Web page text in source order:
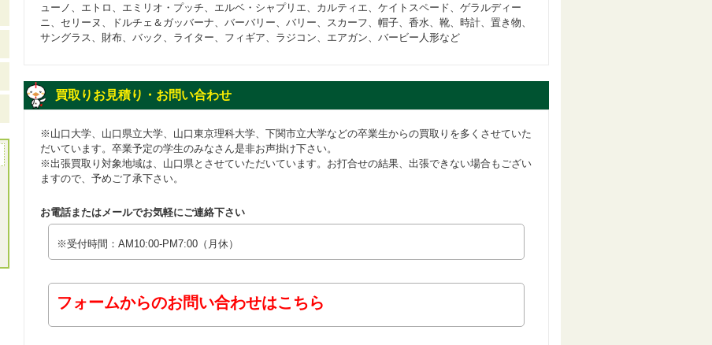
ューノ、エトロ、エミリオ・プッチ、エルベ・シャプリエ、カルティエ、ケイトスペード、ゲラルディー
ニ、セリーヌ、ドルチェ＆ガッバーナ、バーバリー、バリー、スカーフ、帽子、香水、靴、時計、置き物、
サングラス、財布、バック、ライター、フィギア、ラジコン、エアガン、バービー人形など
買取りお見積り・お問い合わせ
※山口大学、山口県立大学、山口東京理科大学、下関市立大学などの卒業生からの買取りを多くさせていた
だいています。卒業予定の学生のみなさん是非お声掛け下さい。
※出張買取り対象地域は、山口県とさせていただいています。お打合せの結果、出張できない場合もござい
ますので、予めご了承下さい。
お電話またはメールでお気軽にご連絡下さい
※受付時間：AM10:00-PM7:00（月休）
フォームからのお問い合わせはこちら